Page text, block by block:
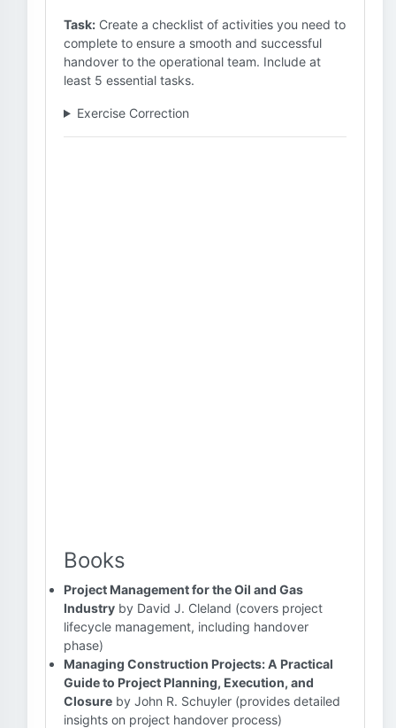
Task: Create a checklist of activities you need to
complete to ensure a smooth and successful
handover to the operational team. Include at
least 5 essential tasks.
Exercise Correction
Books
Project Management for the Oil and Gas
Industry by David J. Cleland (covers project
lifecycle management, including handover
phase)
Managing Construction Projects: A Practical
Guide to Project Planning, Execution, and
Closure by John R. Schuyler (provides detailed
insights on project handover process)